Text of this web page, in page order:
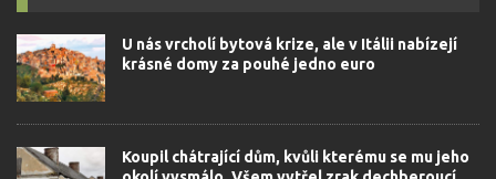
U nás vrcholí bytová krize, ale v Itálii nabízejí
krásné domy za pouhé jedno euro
Koupil chátrající dům, kvůli kterému se mu jeho